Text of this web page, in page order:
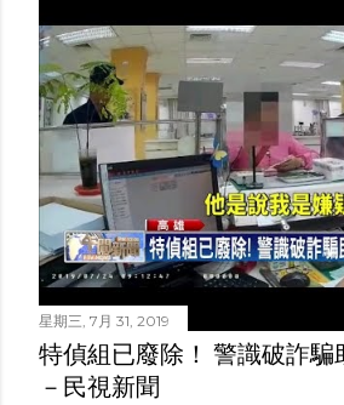
星期三, 7月 31, 2019
特偵組已廢除！ 警識破詐騙
－民視新聞